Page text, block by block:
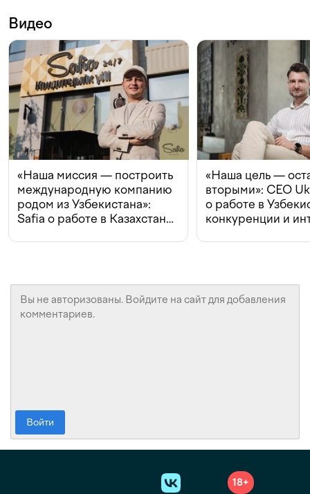
Видео
«Наша миссия — построить
международную компанию
родом из Узбекистана»:
Safia о работе в Казахстане,
«Наша цель —
вторыми»: CEO
о работе в
конкуренции и
Войти
18+